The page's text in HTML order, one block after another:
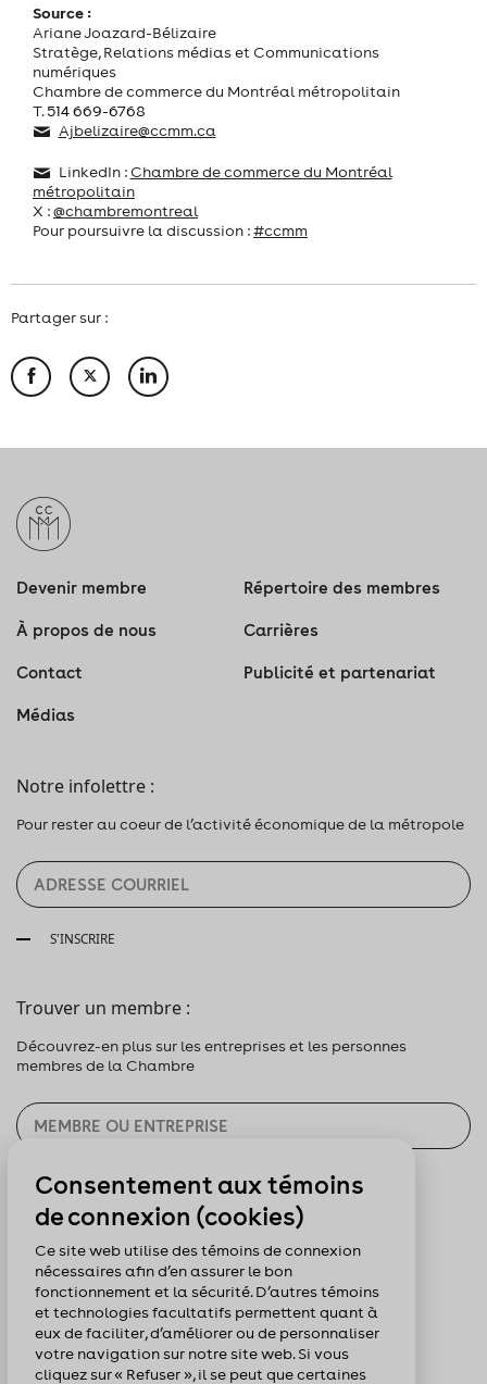
Source :
Ariane Joazard-Bélizaire
Stratège, Relations médias et Communications
numériques
Chambre de commerce du Montréal métropolitain
T.514 669-6768
Ajbelizaire@ccmm.ca
LinkedIn : Chambre de commerce du Montréal
métropolitain
X :@chambremontreal
Pour poursuivre la discussion :#ccmm
Partager sur :
Devenir membre Répertoire des membres
À propos de nous Carrières
Contact Publicité et partenariat
Médias
Notre infolettre :
Pour rester au coeur de l’activité économique de la métropole
S'INSCRIRE
Trouver un membre :
Découvrez-en plus sur les entreprises et les personnes
membres de la Chambre
CHERCHER
Pour nous suivre :
Consentement aux témoins
de connexion (cookies)
Ce site web utilise des témoins de connexion
nécessaires afin d’en assurer le bon
fonctionnement et la sécurité. D’autres témoins
et technologies facultatifs permettent quant à
eux de faciliter, d’améliorer ou de personnaliser
votre navigation sur notre site web. Si vous
cliquez sur « Refuser », il se peut que certaines